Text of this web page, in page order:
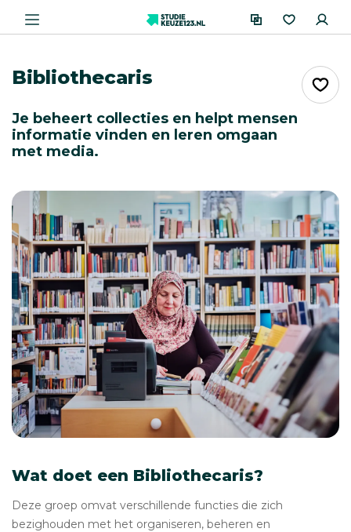
Bibliothecaris
Je beheert collecties en helpt mensen
informatie vinden en leren omgaan
met media.
Wat doet een Bibliothecaris?
Deze groep omvat verschillende functies die zich
bezighouden met het organiseren, beheren en